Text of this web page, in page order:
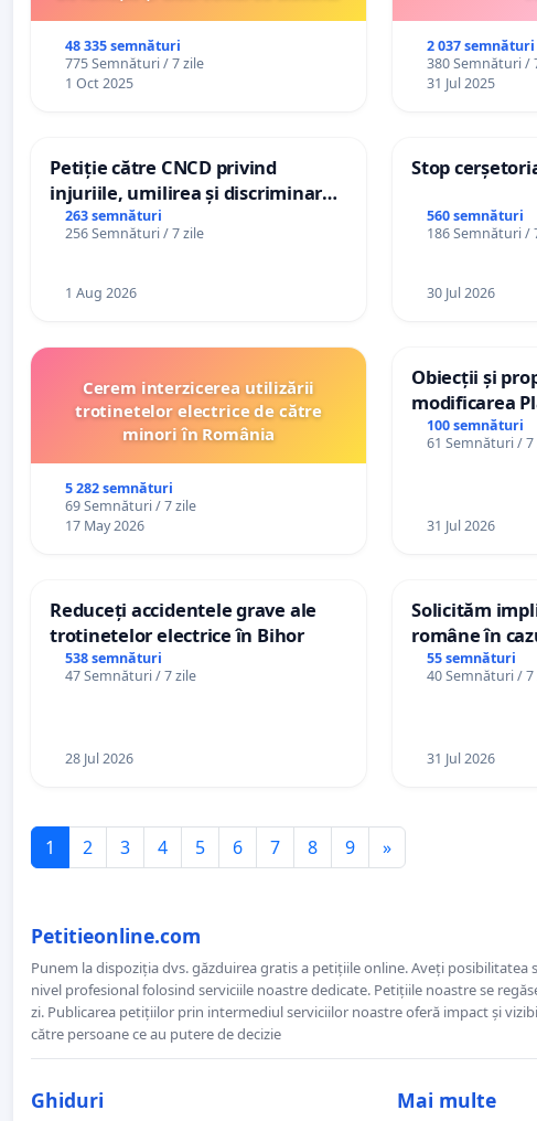
48 335 semnături
775 Semnături / 7 zile
1 Oct 2025
2 037 semnături
380 Semnături /
31 Jul 2025
Petiție către CNCD privind
injuriile, umilirea și discriminarea
persoanelor cu dizabilități de
către utilizatorul TikTok „Gorici”
263 semnături
256 Semnături / 7 zile
1 Aug 2026
Stop
560 semnături
186 Semnături /
30 Jul 2026
Cerem interzicerea utilizării
trotinetelor electrice de către
minori în România
5 282 semnături
69 Semnături / 7 zile
17 May 2026
Obiecții și
modificarea
General al
100 semnături
61 Semnături / 7
31 Jul 2026
Reduceți accidentele grave ale
trotinetelor electrice în Bihor
538 semnături
47 Semnături / 7 zile
28 Jul 2026
Solicităm
române în
Wiliam
plasament în
55 semnături
40 Semnături / 7
31 Jul 2026
1 2 3 4 5 6 7 8 9 »
Petitieonline.com
Punem la dispoziția dvs. găzduirea gratis a petițiile online. Aveți posibilitatea
nivel profesional folosind serviciile noastre dedicate. Petițiile noastre se
zi. Publicarea petițiilor prin intermediul serviciilor noastre oferă impact și
către persoane ce au putere de decizie
Ghiduri Mai multe